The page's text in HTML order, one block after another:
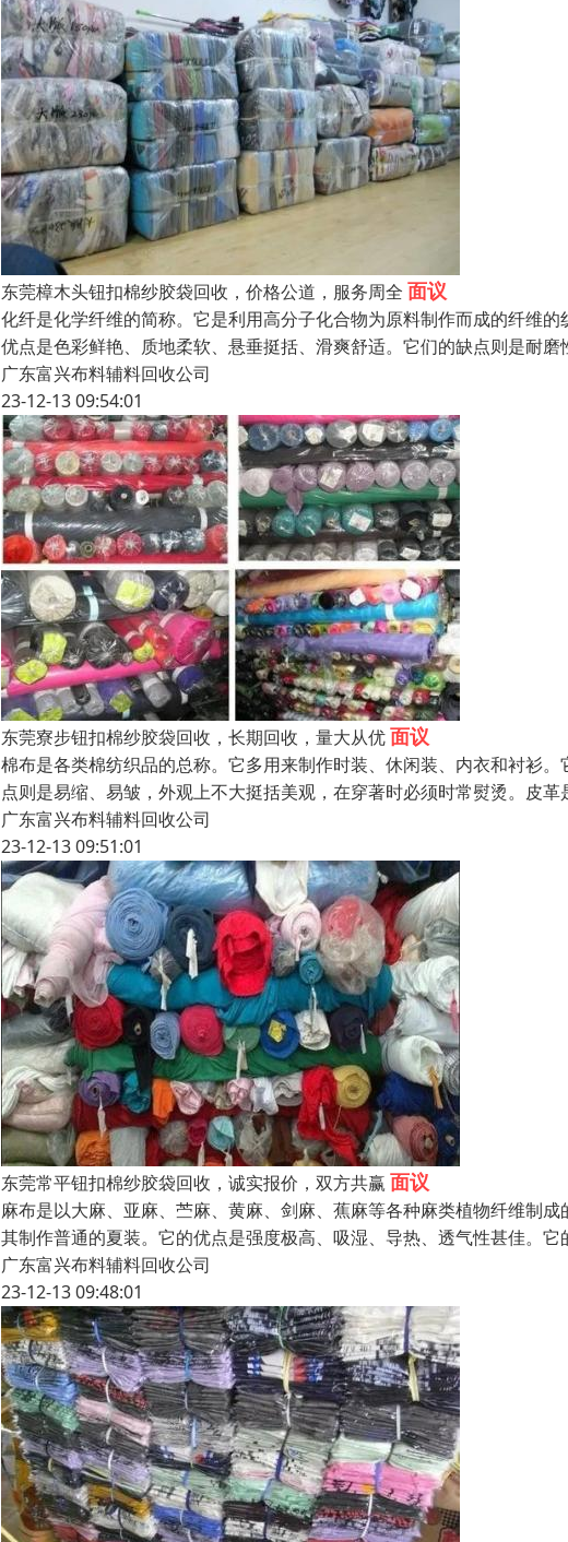
东莞樟木头钮扣棉纱胶袋回收，价格公道，服务周全 面议
化纤是化学纤维的简称。它是利用高分子化合物为原料制作而成的纤维
优点是色彩鲜艳、质地柔软、悬垂挺括、滑爽舒适。它们的缺点则是耐
广东富兴布料辅料回收公司
23-12-13 09:54:01
东莞寮步钮扣棉纱胶袋回收，长期回收，量大从优面议
棉布是各类棉纺织品的总称。它多用来制作时装、休闲装、内衣和衬衫
点则是易缩、易皱，外观上不大挺括美观，在穿著时必须时常熨烫。皮
广东富兴布料辅料回收公司
23-12-13 09:51:01
东莞常平钮扣棉纱胶袋回收，诚实报价，双方共赢面议
麻布是以大麻、亚麻、苎麻、黄麻、剑麻、蕉麻等各种麻类植物纤维制
其制作普通的夏装。它的优点是强度极高、吸湿、导热、透气性甚佳。
广东富兴布料辅料回收公司
23-12-13 09:48:01